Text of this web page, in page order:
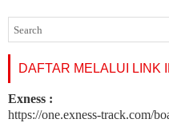
DAFTAR MELALUI LINK
Exness :
https://one.exness-track.com/